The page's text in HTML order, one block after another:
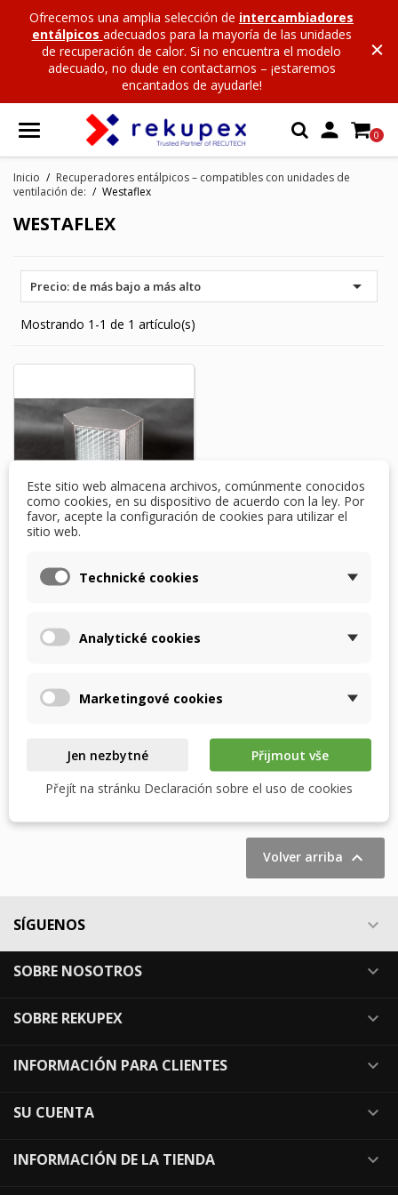
Ofrecemos una amplia selección de intercambiadores
entálpicos adecuados para la mayoría de las unidades
de recuperación de calor. Si no encuentra el modelo
adecuado, no dude en contactarnos – ¡estaremos
encantados de ayudarle!
 0
Inicio
Recuperadores entálpicos – compatibles con unidades de
ventilación de:
Westaflex
WESTAFLEX
Precio: de más bajo a más alto 
Mostrando 1-1 de 1 artículo(s)
Westaflex WAC350 –
Intercambiador de
596,75 $
Volver arriba 
SÍGUENOS 
SOBRE NOSOTROS 
SOBRE REKUPEX 
INFORMACIÓN PARA CLIENTES 
SU CUENTA 
INFORMACIÓN DE LA TIENDA 
Este sitio web almacena archivos, comúnmente conocidos
como cookies, en su dispositivo de acuerdo con la ley. Por
favor, acepte la configuración de cookies para utilizar el
sitio web.
Technické cookies
Analytické cookies
Marketingové cookies
Jen nezbytné
Přijmout vše
Přejít na stránku Declaración sobre el uso de cookies